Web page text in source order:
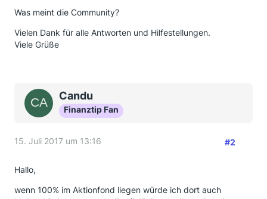
Was meint die Community?
Vielen Dank für alle Antworten und Hilfestellungen.
Viele Grüße
Candu
Finanztip Fan
15. Juli 2017 um 13:16 #2
Hallo,
wenn 100% im Aktionfond liegen würde ich dort auch